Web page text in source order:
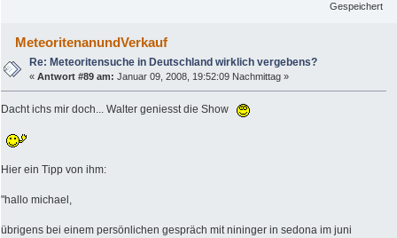
Gespeichert
MeteoritenanundVerkauf
Re: Meteoritensuche in Deutschland wirklich vergebens?
«Antwort #89 am: Januar 09, 2008, 19:52:09 Nachmittag »
Dacht ichs mir doch... Walter geniesst die Show
Hier ein Tipp von ihm:
"hallo michael,
übrigens bei einem persönlichen gespräch mit nininger in sedona im juni